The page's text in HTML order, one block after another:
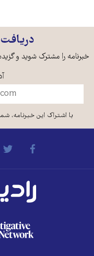
خبرنامه را مشترک شوید و
با اشتراک این خبرنامه،